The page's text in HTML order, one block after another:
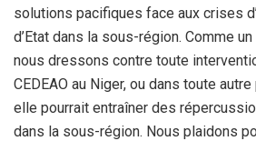
solutions pacifiques face aux crises
d’Etat dans la sous-région. Comme
nous dressons contre toute
CEDEAO au Niger, ou dans toute
elle pourrait entraîner des
dans la sous-région. Nous plaidons